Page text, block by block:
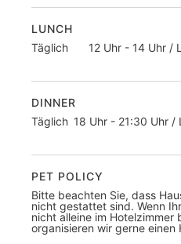
LUNCH
Täglich
12 Uhr - 14 Uhr /
DINNER
Täglich 18 Uhr - 21:30 Uhr /
PET POLICY
Bitte beachten Sie, dass
nicht gestattet sind. Wenn
nicht alleine im Hotelzimmer
organisieren wir gerne einen